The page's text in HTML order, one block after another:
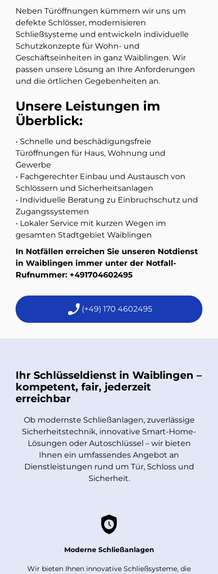
Neben Türöffnungen kümmern wir uns um
defekte Schlösser, modernisieren
Schließsysteme und entwickeln individuelle
Schutzkonzepte für Wohn- und
Geschäftseinheiten in ganz Waiblingen. Wir
passen unsere Lösung an Ihre Anforderungen
und die örtlichen Gegebenheiten an.
Unsere Leistungen im
Überblick:
• Schnelle und beschädigungsfreie
Türöffnungen für Haus, Wohnung und
Gewerbe
• Fachgerechter Einbau und Austausch von
Schlössern und Sicherheitsanlagen
• Individuelle Beratung zu Einbruchschutz und
Zugangssystemen
• Lokaler Service mit kurzen Wegen im
gesamten Stadtgebiet Waiblingen
In Notfällen erreichen Sie unseren Notdienst
in Waiblingen immer unter der Notfall-
Rufnummer: +491704602495
(+49) 170 4602495
Ihr Schlüsseldienst in Waiblingen –
kompetent, fair, jederzeit
erreichbar
Ob modernste Schließanlagen, zuverlässige
Sicherheitstechnik, innovative Smart-Home-
Lösungen oder Autoschlüssel – wir bieten
Ihnen ein umfassendes Angebot an
Dienstleistungen rund um Tür, Schloss und
Sicherheit.
Moderne Schließanlagen
Wir bieten Ihnen innovative Schließsysteme, die